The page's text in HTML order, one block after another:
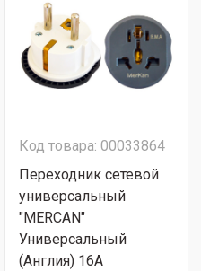
Код товара: 00033864
Переходник сетевой
универсальный
"MERCAN"
Универсальный
(Англия) 16A